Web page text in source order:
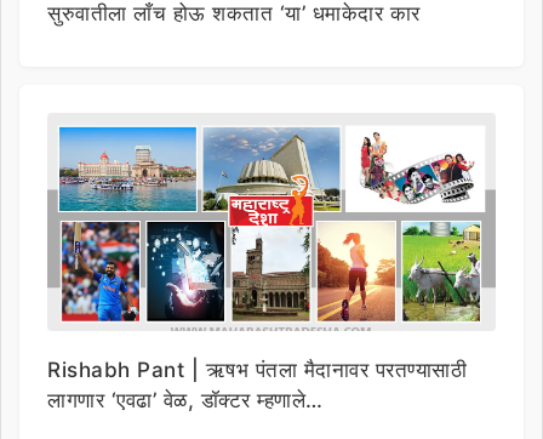
सुरुवातीला लाँच होऊ शकतात ‘या’ धमाकेदार कार
Rishabh Pant | ऋषभ पंतला मैदानावर परतण्यासाठी
लागणार ‘एवढा’ वेळ, डॉक्टर म्हणाले…